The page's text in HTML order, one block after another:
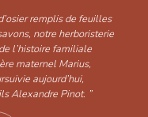
remplis de feuilles
notre herboristerie
l’histoire familiale
maternel Marius,
aujourd’hui,
Alexandre Pinot. ”